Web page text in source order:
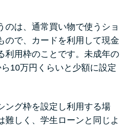
のは、通常買い物で使うショ
ので、カードを利用して現金
利用枠のことです。未成年の
10万円くらいと少額に設定
ング枠を設定し利用する場
難しく、学生ローンと同じよ